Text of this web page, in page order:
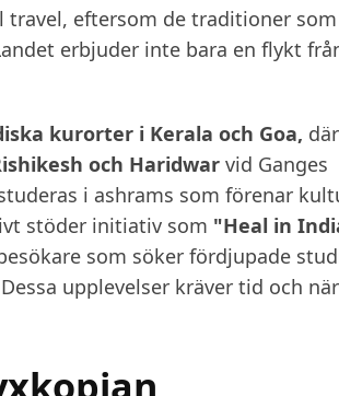
eftersom de traditioner
erbjuder inte bara en flykt
kurorter i Kerala och Goa, där
och Haridwar vid Ganges
i ashrams som förenar
stöder initiativ som "Heal in
som söker fördjupade
upplevelser kräver tid och